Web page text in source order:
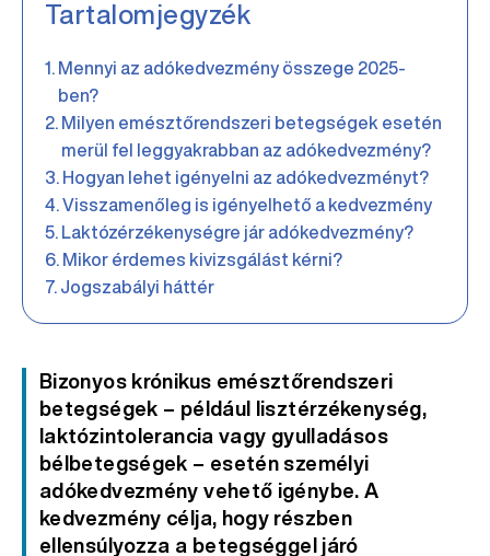
Tartalomjegyzék
Mennyi az adókedvezmény összege 2025-
ben?
Milyen emésztőrendszeri betegségek esetén
merül fel leggyakrabban az adókedvezmény?
Hogyan lehet igényelni az adókedvezményt?
Visszamenőleg is igényelhető a kedvezmény
Laktózérzékenységre jár adókedvezmény?
Mikor érdemes kivizsgálást kérni?
Jogszabályi háttér
Bizonyos krónikus emésztőrendszeri
betegségek – például lisztérzékenység,
laktózintolerancia vagy gyulladásos
bélbetegségek – esetén személyi
adókedvezmény vehető igénybe. A
kedvezmény célja, hogy részben
ellensúlyozza a betegséggel járó